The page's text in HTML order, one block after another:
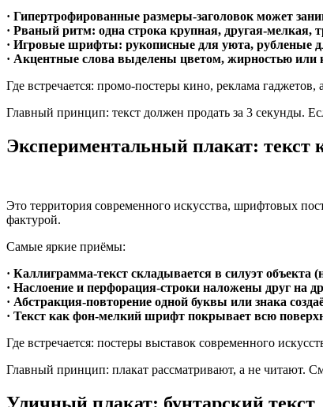
· Гипертрофированные размеры-заголовок может
· Рваный ритм: одна строка крупная, другая-мелкая,
· Игровые шрифты: рукописные для уюта, рубленые
· Акцентные слова выделены цветом, жирностью или
Где встречается: промо-постеры кино, реклама
Главный принцип: текст должен продать за 3 секунды.
Экспериментальный плакат: текст
Это территория современного искусства, шрифтовых
фактурой.
Самые яркие приёмы:
· Каллиграмма-текст складывается в силуэт
· Наслоение и перфорация-строки наложены друг на
· Абстракция-повторение одной буквы или знака
· Текст как фон-мелкий шрифт покрывает всю
Где встречается: постеры выставок современного
Главный принцип: плакат рассматривают, а не читают.